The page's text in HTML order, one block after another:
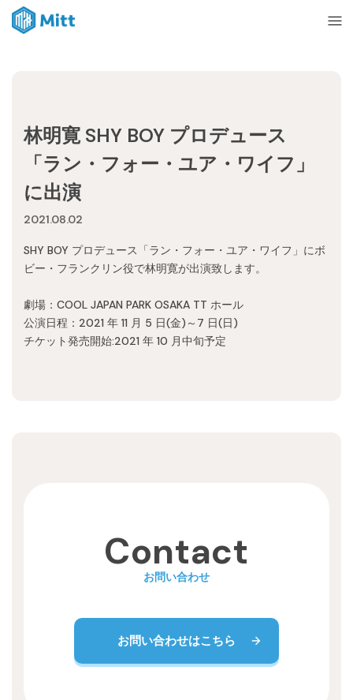
News
Ticket
mitt management
林明寛 SHY BOY プロデュース
「ラン・フォー・ユア・ワイフ」
に出演
2021.08.02
SHY BOY プロデュース「ラン・フォー・ユア・ワイフ」にボ
ビー・フランクリン役で林明寛が出演致します。
劇場：COOL JAPAN PARK OSAKA TT ホール
公演日程：2021 年 11 月 5 日(金)～7 日(日)
チケット発売開始:2021 年 10 月中旬予定
Contact
お問い合わせ
お問い合わせはこちら